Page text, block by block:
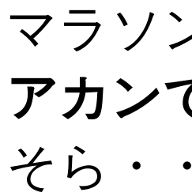
マラソ
アカン
そら・